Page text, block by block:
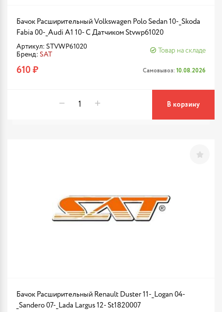
Бачок Расширительный Volkswagen Polo Sedan 10-_Skoda
Fabia 00-_Audi A1 10- С Датчиком Stvwp61020
Артикул: STVWP61020
Бренд: SAT
Товар на складе
610 ₽ Самовывоз: 10.08.2026
В корзину
Бачок Расширительный Renault Duster 11-_Logan 04-
_Sandero 07-_Lada Largus 12- St1820007